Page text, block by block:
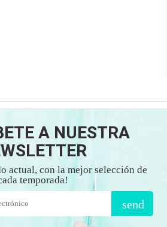
A NUESTRA
actual, con la mejor selección de
temporada!
send